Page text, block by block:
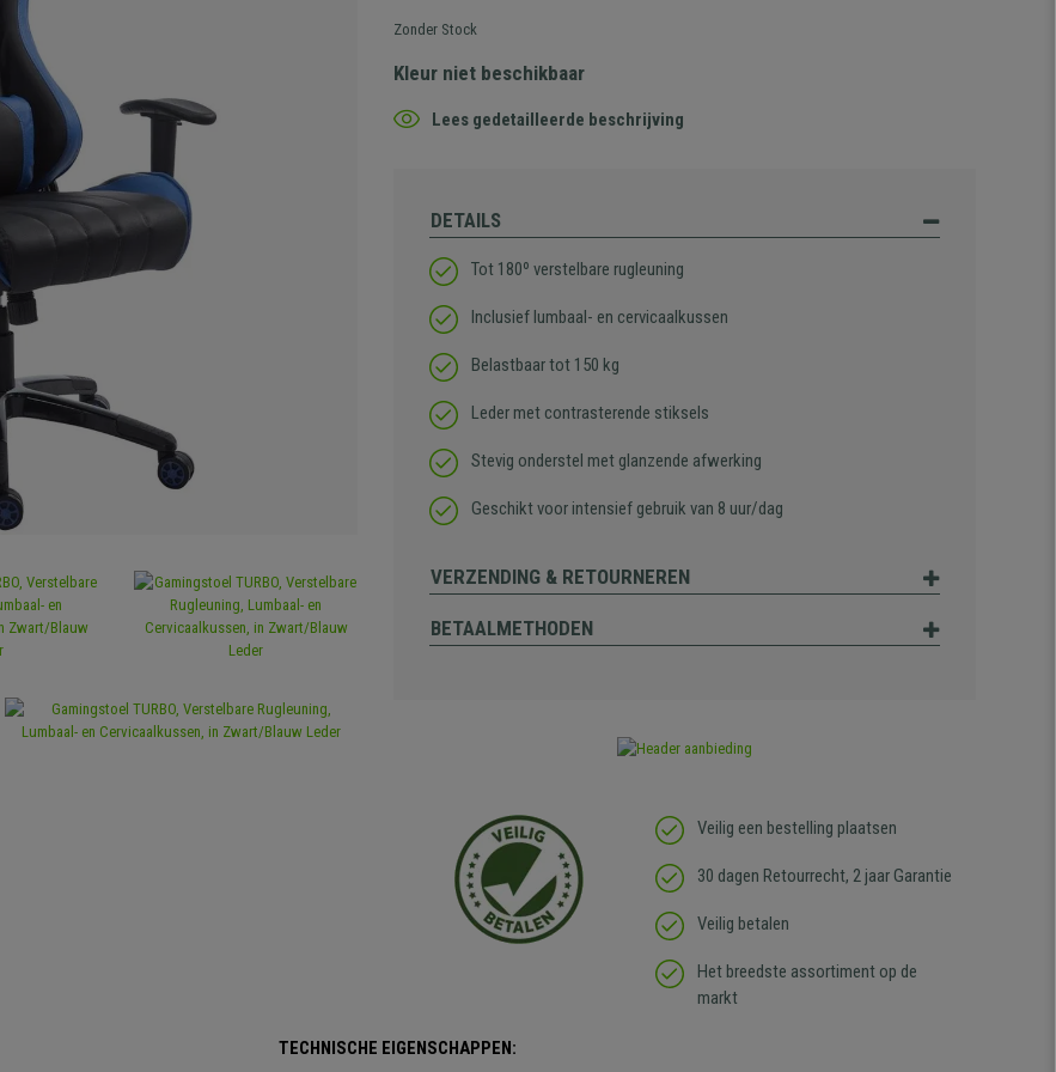
Zonder Stock
Kleur niet beschikbaar
Lees gedetailleerde beschrijving
DETAILS
Tot 180º verstelbare rugleuning
Inclusief lumbaal- en cervicaalkussen
Belastbaar tot 150 kg
Leder met contrasterende stiksels
Stevig onderstel met glanzende afwerking
Geschikt voor intensief gebruik van 8 uur/dag
VERZENDING & RETOURNEREN
BETAALMETHODEN
Veilig een bestelling plaatsen
30 dagen Retourrecht, 2 jaar Garantie
Veilig betalen
Het breedste assortiment op de
markt
TECHNISCHE EIGENSCHAPPEN: